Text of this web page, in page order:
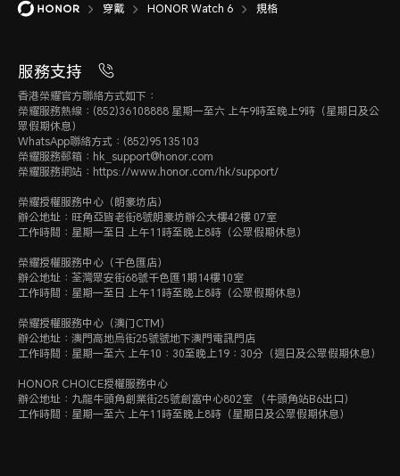
匹配系統
Android 9.0或以上版本
IOS 15.1或以上版本
防水等級
穿戴 HONOR Watch 6 規格
服務支持
香港榮耀官方聯絡方式如下：
榮耀服務熱線：(852)36108888 星期一至六 上午9時至晚上9時（星期日及公
眾假期休息）
WhatsApp聯絡方式：(852)95135103
榮耀服務郵箱：hk_support@honor.com
榮耀服務網站：https://www.honor.com/hk/support/
榮耀授權服務中心（朗豪坊店）
辦公地址：旺角亞皆老街8號朗豪坊辦公大樓42樓 07室
工作時間：星期一至日 上午11時至晚上8時（公眾假期休息）
榮耀授權服務中心（千色匯店）
辦公地址：荃灣眾安街68號千色匯1期14樓10室
工作時間：星期一至日 上午11時至晚上8時（公眾假期休息）
榮耀授權服務中心（澳门CTM）
辦公地址：澳門高地烏街25號號地下澳門電訊門店
工作時間：星期一至六 上午10：30至晚上19：30分（週日及公眾假期休息）
HONOR CHOICE授權服務中心
辦公地址：九龍牛頭角創業街25號創富中心802室 （牛頭角站B6出口）
工作時間：星期一至六 上午11時至晚上8時（星期日及公眾假期休息）